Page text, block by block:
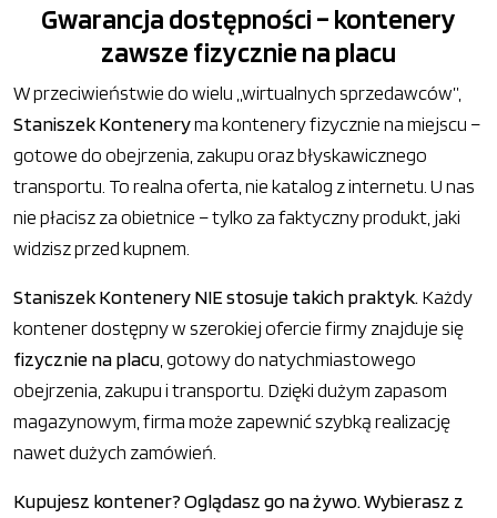
Gwarancja dostępności – kontenery
zawsze fizycznie na placu
W przeciwieństwie do wielu „wirtualnych sprzedawców”,
Staniszek Konteneryma kontenery fizycznie na miejscu –
gotowe do obejrzenia, zakupu oraz błyskawicznego
transportu. To realna oferta, nie katalog z internetu. U nas
nie płacisz za obietnice – tylko za faktyczny produkt, jaki
widzisz przed kupnem.
Staniszek Kontenery NIE stosuje takich praktyk. Każdy
kontener dostępny w szerokiej ofercie firmy znajduje się
fizycznie na placu , gotowy do natychmiastowego
obejrzenia, zakupu i transportu. Dzięki dużym zapasom
magazynowym, firma może zapewnić szybką realizację
nawet dużych zamówień.
Kupujesz kontener? Oglądasz go na żywo. Wybierasz z